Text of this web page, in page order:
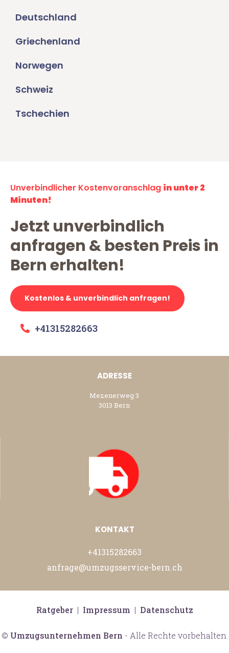
Deutschland
Griechenland
Norwegen
Schweiz
Tschechien
Unverbindlicher Kostenvoranschlag in unter 2
Minuten!
Jetzt unverbindlich
anfragen & besten Preis in
Bern erhalten!
Kostenlos & unverbindlich anfragen!
+41315282663
ADRESSE
Mezenerweg 3
3013 Bern
KONTAKT
+41315282663
anfrage@umzugsservice-bern.ch
© Umzugsunternehmen Bern - Alle Rechte vorbehalten.
Ratgeber| Impressum | Datenschutz